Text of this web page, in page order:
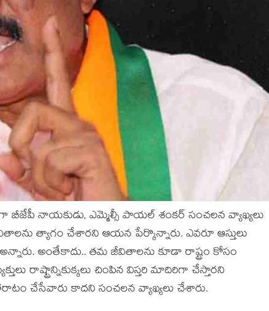
బీజేపీ నాయ‌కుడు, ఎమ్మెల్సీ పాయ‌ల్ శంక‌ర్ సంచ‌ల‌న వ్యాఖ్య‌లు
త్యాగం చేశార‌ని ఆయ‌న పేర్కొన్నారు. ఎవ‌రూ ఆస్తులు
అంతేకాదు.. త‌మ జీవితాల‌ను కూడా రాష్ట్రం కోసం
రాష్ట్రాన్నికుక్క‌లు చింపిన విస్త‌రి మాదిరిగా చేస్తార‌ని
చేసేవారు కాద‌ని సంచ‌ల‌న వ్యాఖ్య‌లు చేశారు.